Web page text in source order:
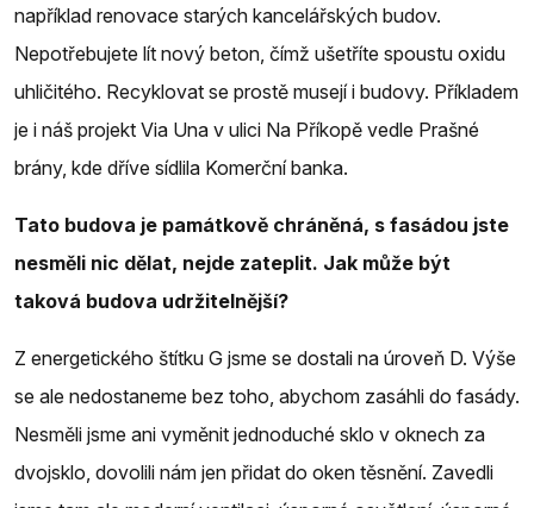
například renovace starých kancelářských budov.
Nepotřebujete lít nový beton, čímž ušetříte spoustu oxidu
uhličitého. Recyklovat se prostě musejí i budovy. Příkladem
je i náš projekt Via Una v ulici Na Příkopě vedle Prašné
brány, kde dříve sídlila Komerční banka.
Tato budova je památkově chráněná, s fasádou jste
nesměli nic dělat, nejde zateplit. Jak může být
taková budova udržitelnější?
Z energetického štítku G jsme se dostali na úroveň D. Výše
se ale nedostaneme bez toho, abychom zasáhli do fasády.
Nesměli jsme ani vyměnit jednoduché sklo v oknech za
dvojsklo, dovolili nám jen přidat do oken těsnění. Zavedli